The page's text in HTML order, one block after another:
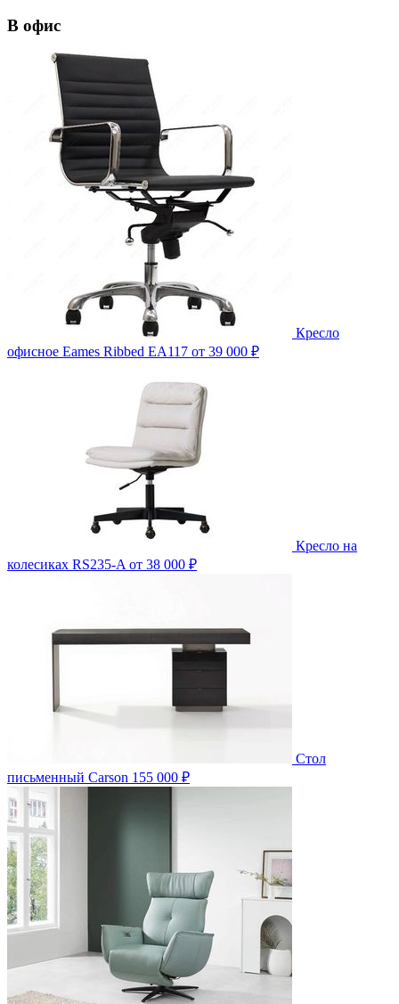
В офис
Кресло
офисное Eames Ribbed EA117 от 39 000 ₽
Кресло на
колесиках RS235-A от 38 000 ₽
Стол
письменный Carson 155 000 ₽